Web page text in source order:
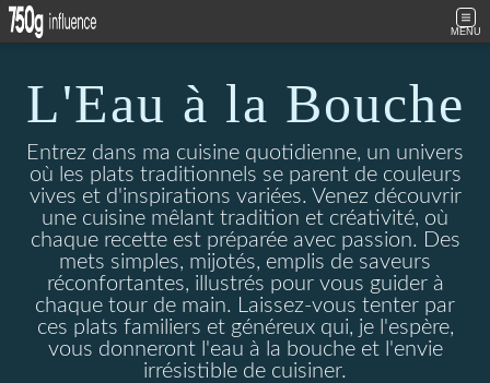
MENU
L'Eau à la Bouche
Entrez dans ma cuisine quotidienne, un univers
où les plats traditionnels se parent de couleurs
vives et d'inspirations variées. Venez découvrir
une cuisine mêlant tradition et créativité, où
chaque recette est préparée avec passion. Des
mets simples, mijotés, emplis de saveurs
réconfortantes, illustrés pour vous guider à
chaque tour de main. Laissez-vous tenter par
ces plats familiers et généreux qui, je l'espère,
vous donneront l'eau à la bouche et l'envie
irrésistible de cuisiner.